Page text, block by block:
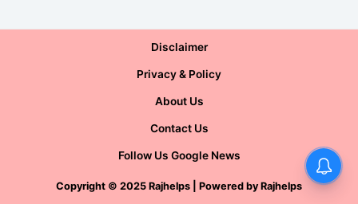
Disclaimer
Privacy & Policy
About Us
Contact Us
Follow Us Google News
Copyright © 2025 Rajhelps | Powered by Rajhelps